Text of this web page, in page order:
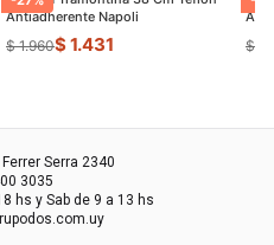
Antiadherente Napoli
$ 1.960$ 1.431 $
Ferrer Serra 2340
3035
hs y Sab de 9 a 13 hs